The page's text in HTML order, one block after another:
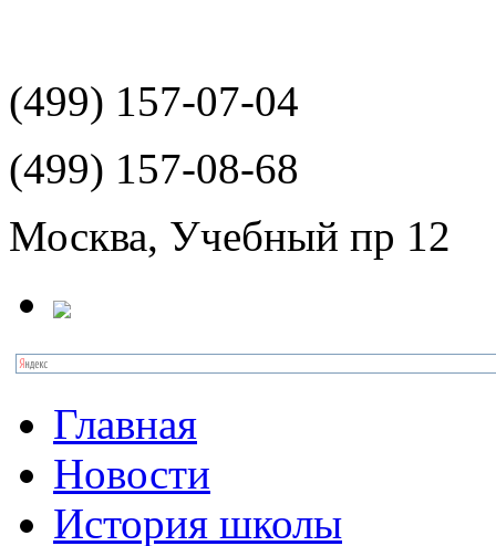
(499) 157-07-04
(499) 157-08-68
Москва, Учебный пр 12
Главная
Новости
История школы